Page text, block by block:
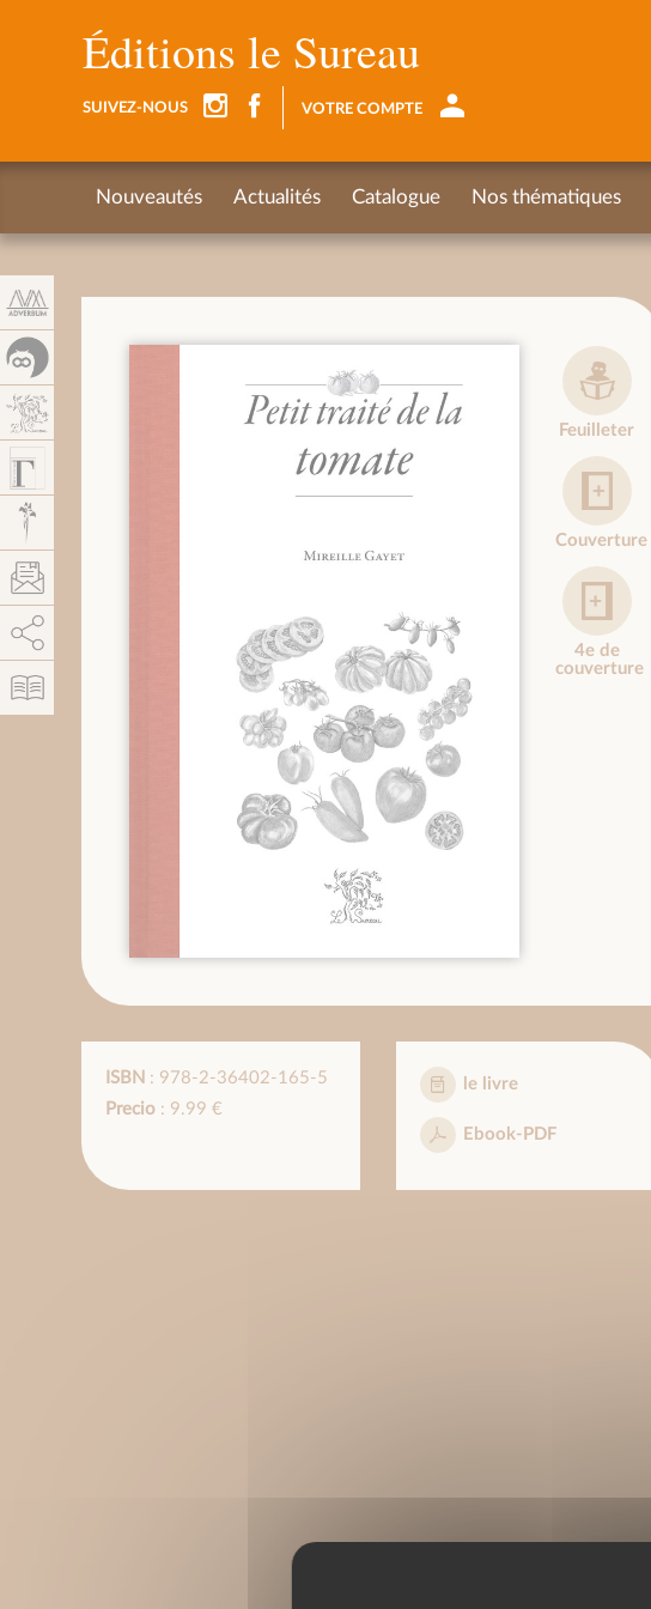
Feuilleter
Couverture
4e de
couverture
ISBN : 978-2-36402-165-5
Precio: 9.99 €
le livre
Ebook-PDF
Éditions le Sureau
SUIVEZ-NOUS VOTRE COMPTE
Nouveautés Actualités Catalogue Nos thématiques